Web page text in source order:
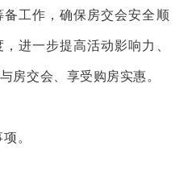
工作，确保房交会安全顺
进一步提高活动影响力、
房交会、享受购房实惠。
。